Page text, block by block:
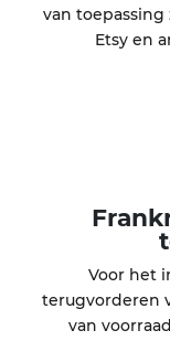
van toepassing
Etsy en
Voor het
terugvorderen
van